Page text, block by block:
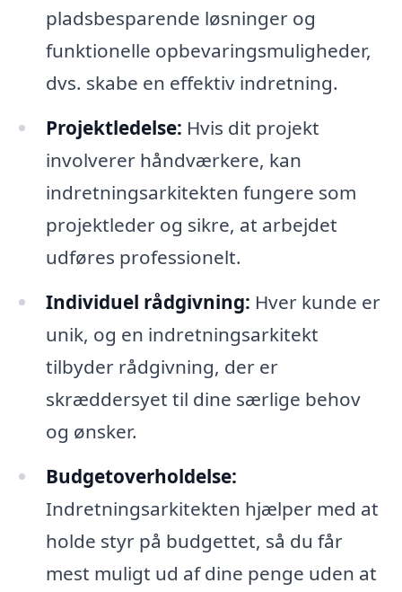
pladsbesparende løsninger og
funktionelle opbevaringsmuligheder,
dvs. skabe en effektiv indretning.
Projektledelse: Hvis dit projekt
involverer håndværkere, kan
indretningsarkitekten fungere som
projektleder og sikre, at arbejdet
udføres professionelt.
Individuel rådgivning: Hver kunde er
unik, og en indretningsarkitekt
tilbyder rådgivning, der er
skræddersyet til dine særlige behov
og ønsker.
Budgetoverholdelse:
Indretningsarkitekten hjælper med at
holde styr på budgettet, så du får
mest muligt ud af dine penge uden at